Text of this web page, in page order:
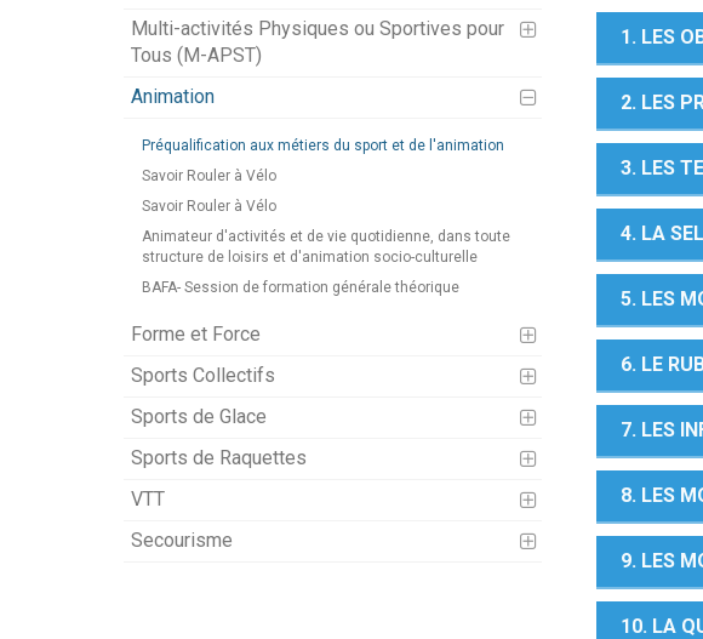
Multi-activités Physiques ou Sportives pour
Tous (M-APST)
Animation
Préqualification aux métiers du sport et de l'animation
Savoir Rouler à Vélo
Savoir Rouler à Vélo
Animateur d'activités et de vie quotidienne, dans toute
structure de loisirs et d'animation socio-culturelle
BAFA- Session de formation générale théorique
Forme et Force
Sports Collectifs
Sports de Glace
Sports de Raquettes
VTT
Secourisme
1. LES
2. LES
3. LES
4. LA
5. LES
6. LE
7. LES
8. LES
9. LES
10. LA